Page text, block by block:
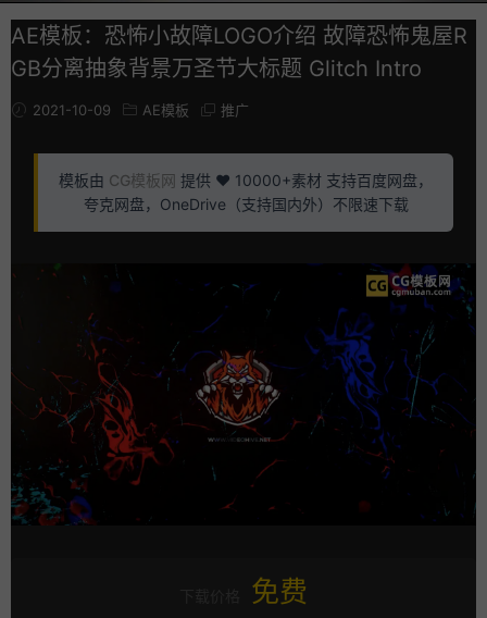
AE模板：恐怖小故障LOGO介绍 故障恐怖鬼屋R
GB分离抽象背景万圣节大标题 Glitch Intro
2021-10-09 AE模板 推广
模板由 CG模板网 提供 ❤️ 10000+素材 支持百度网盘，
夸克网盘，OneDrive（支持国内外）不限速下载
免费